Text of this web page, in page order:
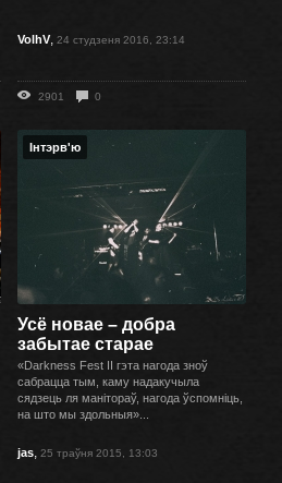
VolhV, 24 студзеня 2016, 23:14
2901 0
Інтэрв'ю
Усё новае – добра
забытае старае
«Darkness Fest II гэта нагода зноў
сабрацца тым, каму надакучыла
сядзець ля манітораў, нагода ўспомніць,
на што мы здольныя»...
jas, 25 траўня 2015, 13:03